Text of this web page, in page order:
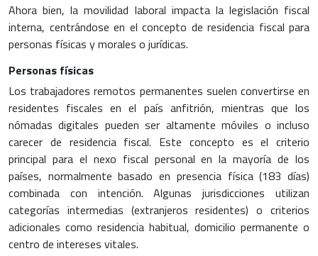
Ahora bien, la movilidad laboral impacta la legislación fiscal
interna, centrándose en el concepto de residencia fiscal para
personas físicas y morales o jurídicas.
Personas físicas
Los trabajadores remotos permanentes suelen convertirse en
residentes fiscales en el país anfitrión, mientras que los
nómadas digitales pueden ser altamente móviles o incluso
carecer de residencia fiscal. Este concepto es el criterio
principal para el nexo fiscal personal en la mayoría de los
países, normalmente basado en presencia física (183 días)
combinada con intención. Algunas jurisdicciones utilizan
categorías intermedias (extranjeros residentes) o criterios
adicionales como residencia habitual, domicilio permanente o
centro de intereses vitales.